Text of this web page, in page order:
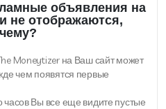
объявления на
не отображаются,
Moneytizer на Ваш сайт может
чем появятся первые
часов Вы все еще видите пустые